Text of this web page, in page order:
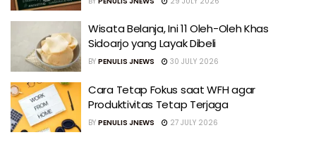
Wisata Belanja, Ini 11 Oleh-Oleh Khas
Sidoarjo yang Layak Dibeli
BY PENULIS JNEWS 30 JULY 2026
Cara Tetap Fokus saat WFH agar
Produktivitas Tetap Terjaga
BY PENULIS JNEWS 27 JULY 2026